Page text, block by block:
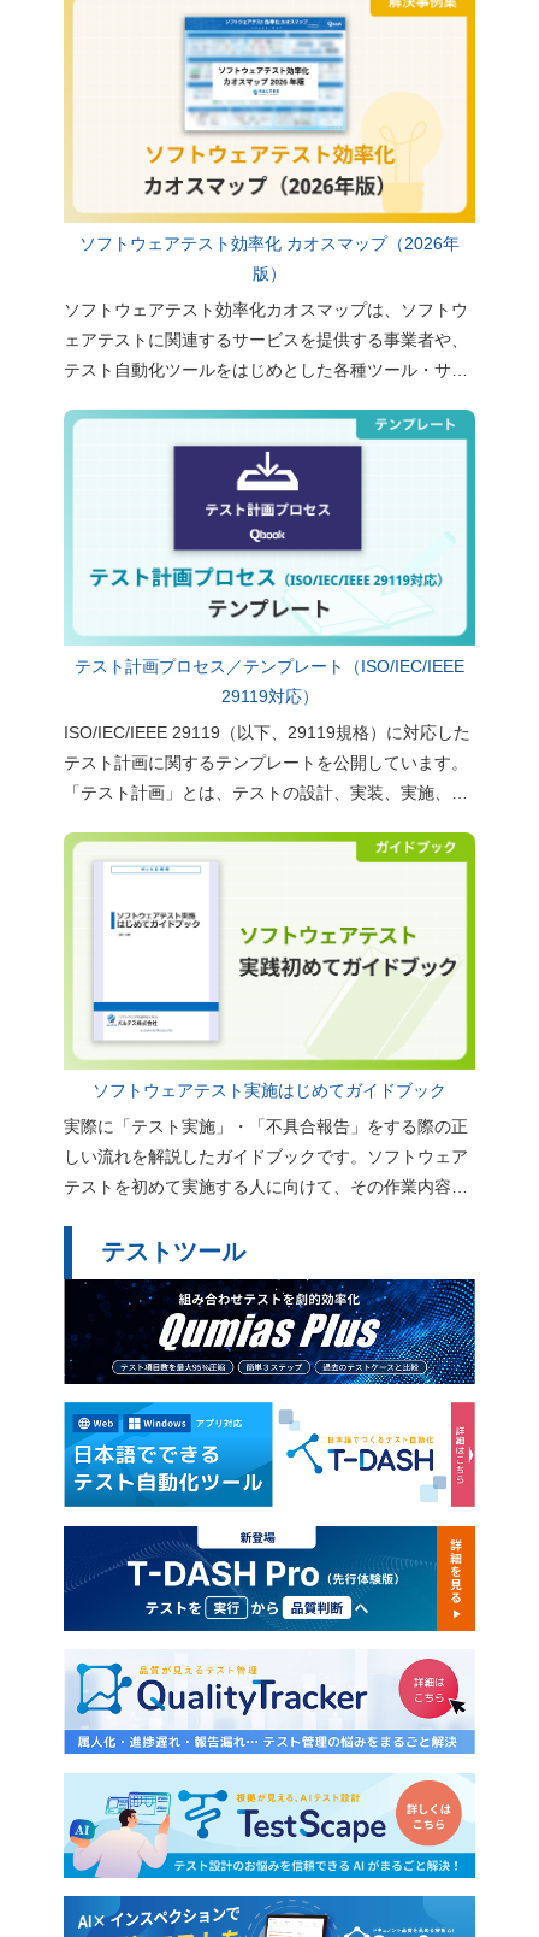
ソフトウェアテスト効率化 カオスマップ（2026年
版）
ソフトウェアテスト効率化カオスマップは、ソフトウ
ェアテストに関連するサービスを提供する事業者や、
テスト自動化ツールをはじめとした各種ツール・サー
のです。テスト効率化や品質向上を検討する際に、現
在利用可能な選択肢を俯瞰し、自社に適したサービス
やツールを検討するための参考資料としてご利用くだ
テスト計画プロセス／テンプレート（ISO/IEC/IEEE
29119対応）
ISO/IEC/IEEE 29119（以下、29119規格）に対応した
テスト計画に関するテンプレートを公開しています。
「テスト計画」とは、テストの設計、実装、実施、管
す。ぜひ、実務での計画立案にご活用ください。 >
（29119規格対応）
ソフトウェアテスト実施はじめてガイドブック
実際に「テスト実施」・「不具合報告」をする際の正
しい流れを解説したガイドブックです。ソフトウェア
テストを初めて実施する人に向けて、その作業内容や
テストツール